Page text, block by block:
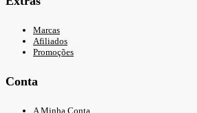
Marcas
Afiliados
Promoções
Conta
A Minha Conta